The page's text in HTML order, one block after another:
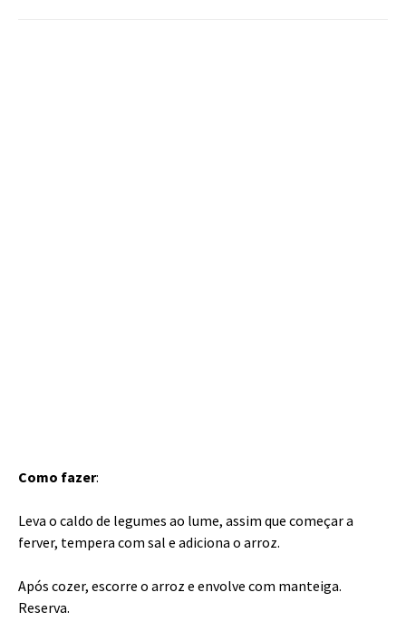
Como fazer:
Leva o caldo de legumes ao lume, assim que começar a
ferver, tempera com sal e adiciona o arroz.
Após cozer, escorre o arroz e envolve com manteiga.
Reserva.